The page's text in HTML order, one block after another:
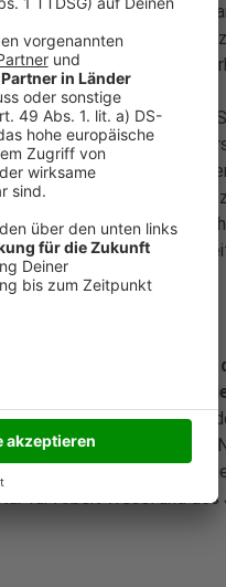
u.a. die Montage von
Schlossertätigkeiten wie
Montagetätigkeiten
zum Schlosser
mitbringen, die
und Bereitschaft für
ist von Vorteil,
Schweißen und der
in Wort und Schrift
der Agentur für
438.
Moers sucht für
innen im
den
umfasst den Großraum
man im angegebenen
für Arbeit Wesel und